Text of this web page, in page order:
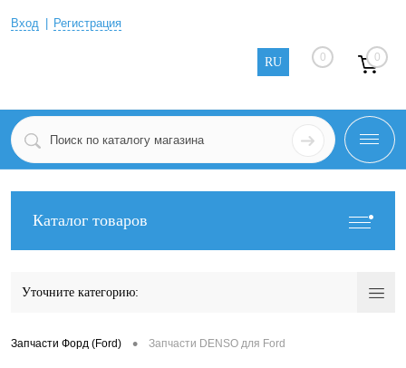
Вход Регистрация
RU 0 0
Каталог товаров
Уточните категорию:
Запчасти Форд (Ford) • Запчасти DENSO для Ford